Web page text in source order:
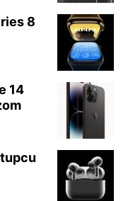
8
14